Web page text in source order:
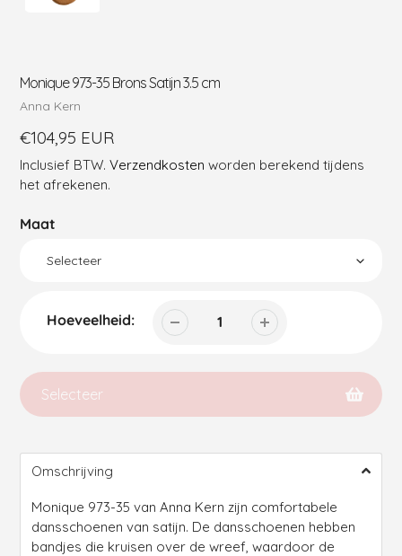
Monique 973-35 Brons Satijn 3.5 cm
Verkoper
Anna Kern
Reguliere
prijs
€104,95 EUR
Inclusief BTW. Verzendkosten worden berekend tijdens
het afrekenen.
Maat
Hoeveelheid:
Selecteer
toevoegen
aan
winkelmandje
Omschrijving
Monique 973-35 van Anna Kern zijn comfortabele
dansschoenen van satijn. De dansschoenen hebben
bandjes die kruisen over de wreef, waardoor de